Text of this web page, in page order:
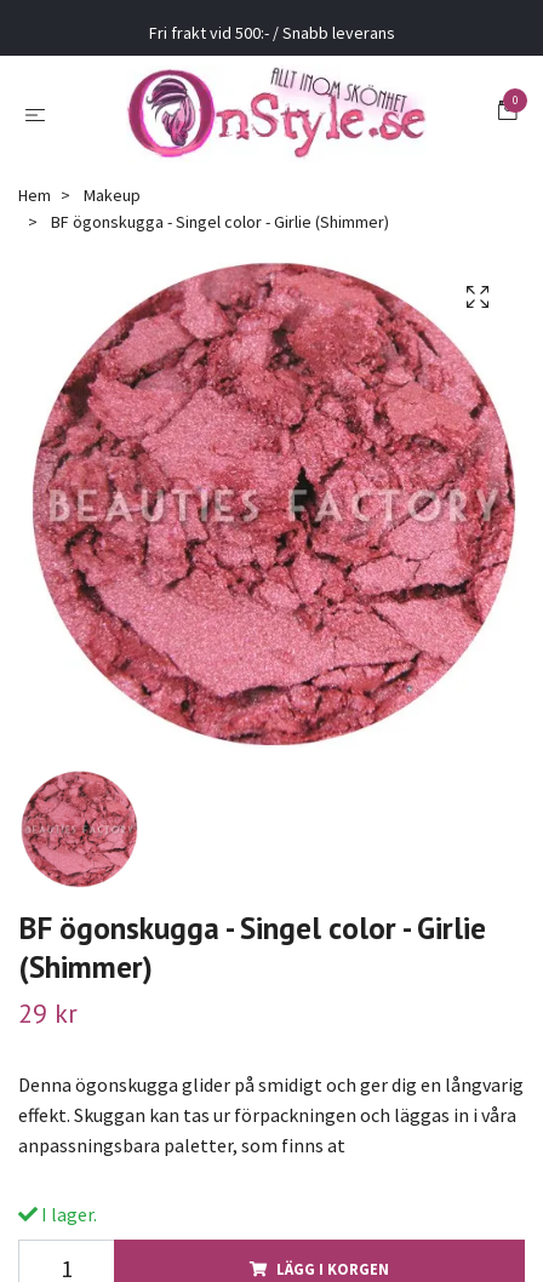
Fri frakt vid 500:- / Snabb leverans
0
Hem
Makeup
BF ögonskugga - Singel color - Girlie (Shimmer)
BF ögonskugga - Singel color - Girlie
(Shimmer)
29 kr
Denna ögonskugga glider på smidigt och ger dig en långvarig
effekt. Skuggan kan tas ur förpackningen och läggas in i våra
anpassningsbara paletter, som finns at
I lager.
LÄGG I KORGEN